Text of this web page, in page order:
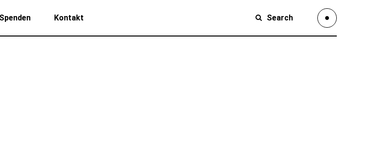
Spenden Kontakt Search